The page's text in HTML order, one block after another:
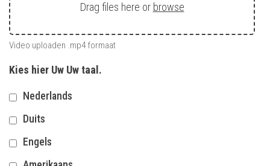
Drag files here or browse
Video uploaden .mp4 formaat
Kies hier Uw Uw taal.
Nederlands
Duits
Engels